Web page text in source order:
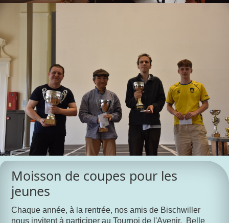
Moisson de coupes pour les
jeunes
Chaque année, à la rentrée, nos amis de Bischwiller
nous invitent à participer au Tournoi de l'Avenir. Belle